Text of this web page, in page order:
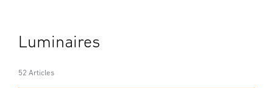
Luminaires
52 Articles